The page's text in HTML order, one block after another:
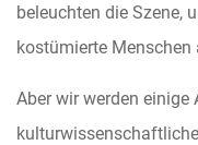
beleuchten die Szene,
kostümierte Menschen
Aber wir werden einige